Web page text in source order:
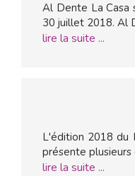
Al Dente La Casa
30 juillet 2018. Al
lire la suite ...
L'édition 2018 du
présente
lire la suite ...